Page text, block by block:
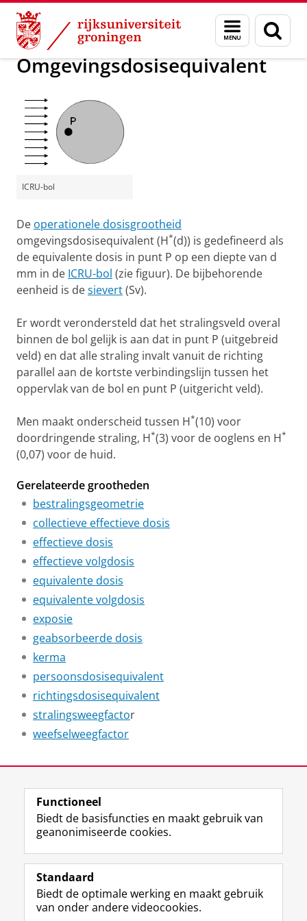
Skip
Content
Skip
Navigation
Menu
en
zoeken
Groningen Academy for Radiation Protection
Omgevingsdosisequivalent
ICRU-bol
De operationele dosisgrootheid
omgevingsdosisequivalent (H*(d)) is gedefineerd als
de equivalente dosis in punt P op een diepte van d
mm in de ICRU-bol (zie figuur). De bijbehorende
eenheid is desievert(Sv).
Er wordt verondersteld dat het stralingsveld overal
binnen de bol gelijk is aan dat in punt P (uitgebreid
veld) en dat alle straling invalt vanuit de richting
parallel aan de kortste verbindingslijn tussen het
oppervlak van de bol en punt P (uitgericht veld).
Men maakt onderscheid tussen H*(10) voor
doordringende straling, H*(3) voor de ooglens en H*
(0,07) voor de huid.
Gerelateerde grootheden
bestralingsgeometrie
collectieve effectieve dosis
effectieve dosis
effectieve volgdosis
equivalente dosis
equivalente volgdosis
exposie
geabsorbeerde dosis
kerma
persoonsdosisequivalent
richtingsdosisequivalent
stralingsweegfactor
weefselweegfactor
View this page in:English
Volg de RUG
F
a
e
b
L
i
k
e
R
S
-
f
I
n
t
Y
o
T
Studiekiezers
Functioneel
Biedt de basisfuncties en maakt gebruik van
geanonimiseerde cookies.
Standaard
Biedt de optimale werking en maakt gebruik
van onder andere videocookies.